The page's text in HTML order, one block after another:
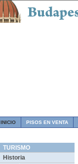
INICIO PISOS EN VENTA
TURISMO
Historia